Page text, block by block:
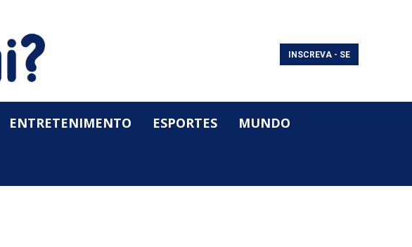
INSCREVA - SE
ENTRETENIMENTO ESPORTES MUNDO